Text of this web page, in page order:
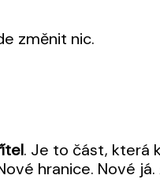
změnit nic.
. Je to část, která
hranice. Nové